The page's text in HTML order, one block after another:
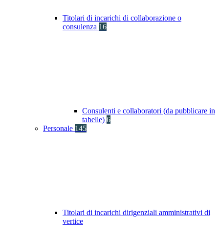
Titolari di incarichi di collaborazione o
consulenza 16
Consulenti e collaboratori (da pubblicare in
tabelle) 6
Personale 145
Titolari di incarichi dirigenziali amministrativi di
vertice